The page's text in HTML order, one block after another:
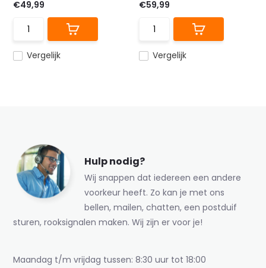
Vergelijk
€49,99
Vergelijk
€59,99
Hulp nodig?
Wij snappen dat iedereen een andere
voorkeur heeft. Zo kan je met ons
bellen, mailen, chatten, een postduif
sturen, rooksignalen maken. Wij zijn er voor je!
Maandag t/m vrijdag tussen: 8:30 uur tot 18:00